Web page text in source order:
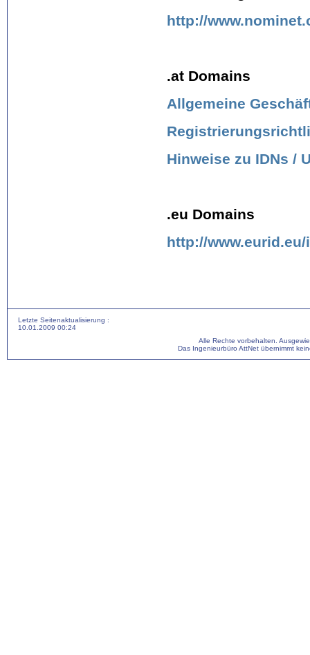
http://
.at Domains
Allgemeine
Hinweise zu IDNs /
.eu Domains
http://
Letzte Seitenaktualisierung :
10.01.2009 00:24
Alle Rechte vorbehalten.
Das Ingenieurbüro AttNet übernimmt